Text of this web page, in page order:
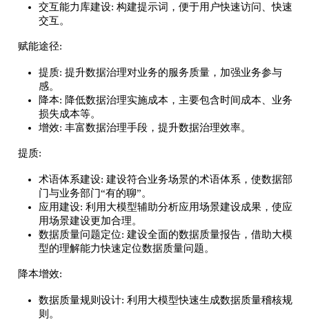
交互能力库建设: 构建提示词，便于用户快速访问、快速
交互。
赋能途径:
提质: 提升数据治理对业务的服务质量，加强业务参与
感。
降本: 降低数据治理实施成本，主要包含时间成本、业务
损失成本等。
增效: 丰富数据治理手段，提升数据治理效率。
提质:
术语体系建设: 建设符合业务场景的术语体系，使数据部
门与业务部门“有的聊”。
应用建设: 利用大模型辅助分析应用场景建设成果，使应
用场景建设更加合理。
数据质量问题定位: 建设全面的数据质量报告，借助大模
型的理解能力快速定位数据质量问题。
降本增效:
数据质量规则设计: 利用大模型快速生成数据质量稽核规
则。